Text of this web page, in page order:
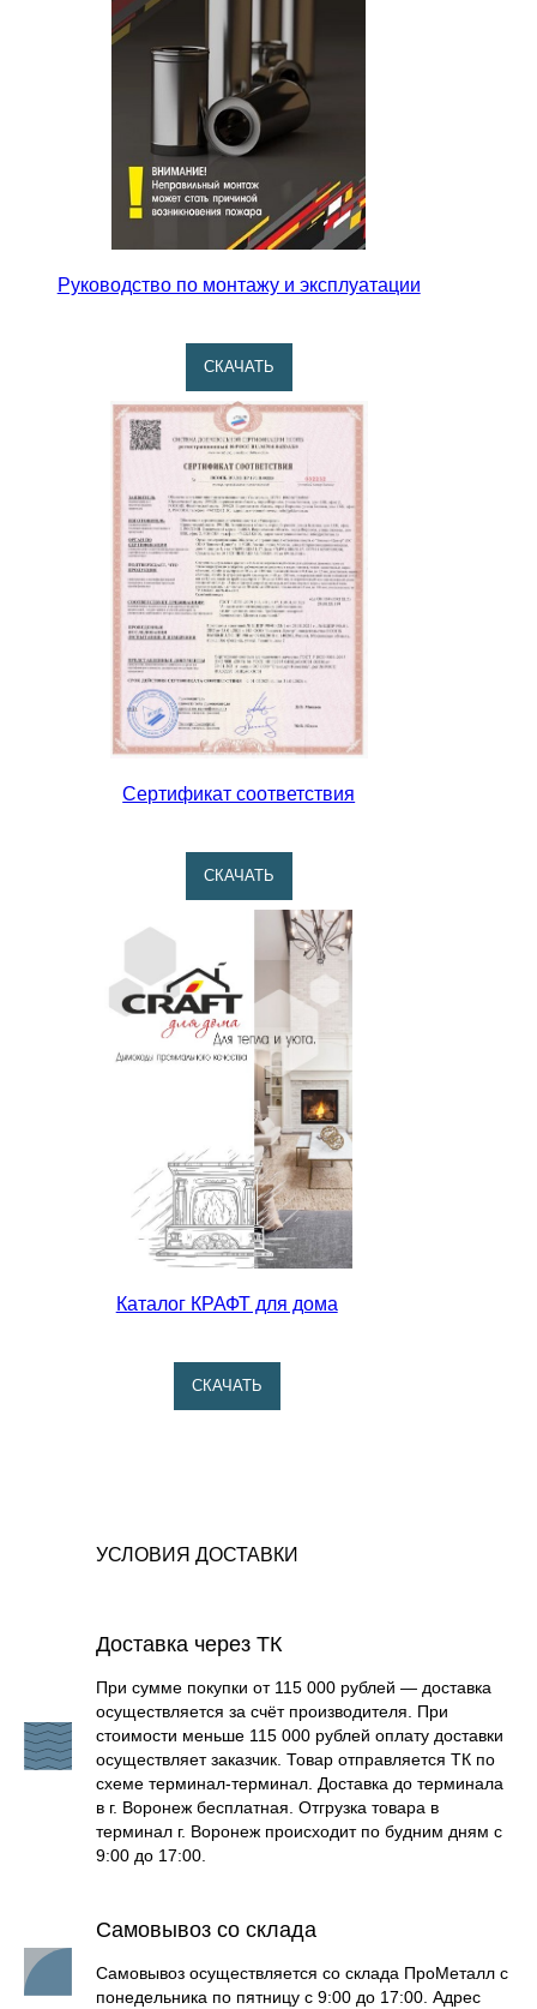
Руководство по монтажу и эксплуатации
CКАЧАТЬ
Сертификат соответствия
CКАЧАТЬ
Каталог КРАФТ для дома
CКАЧАТЬ
УСЛОВИЯ ДОСТАВКИ
Доставка через ТК
При сумме покупки от 115 000 рублей — доставка
осуществляется за счёт производителя. При
стоимости меньше 115 000 рублей оплату доставки
осуществляет заказчик. Товар отправляется ТК по
схеме терминал-терминал. Доставка до терминала
в г. Воронеж бесплатная. Отгрузка товара в
терминал г. Воронеж происходит по будним дням с
9:00 до 17:00.
Самовывоз со склада
Самовывоз осуществляется со склада ПроМеталл с
понедельника по пятницу с 9:00 до 17:00. Адрес